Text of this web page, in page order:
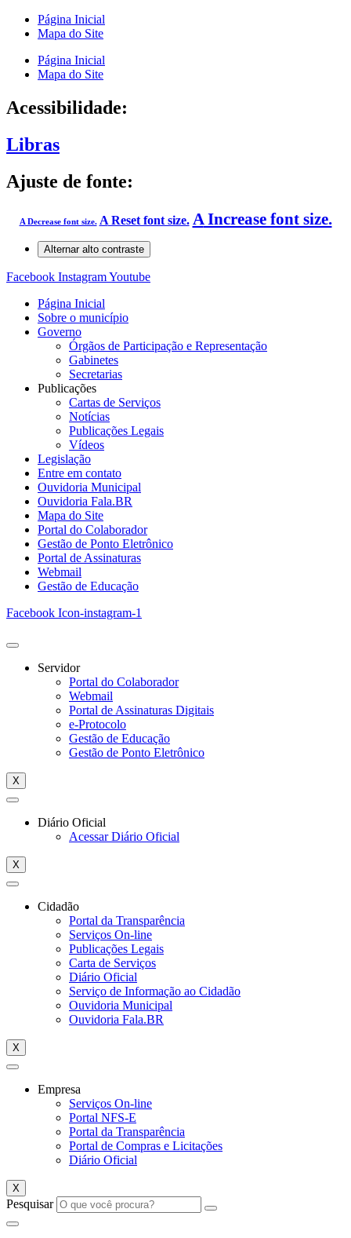
Página Inicial
Mapa do Site
Página Inicial
Mapa do Site
Acessibilidade:
Libras
Ajuste de fonte:
ADecrease font size. AReset font size. AIncrease font size.
Alternar alto contraste
Facebook InstagramYoutube
Página Inicial
Sobre o município
Governo
Órgãos de Participação e Representação
Gabinetes
Secretarias
Publicações
Cartas de Serviços
Notícias
Publicações Legais
Vídeos
Legislação
Entre em contato
Ouvidoria Municipal
Ouvidoria Fala.BR
Mapa do Site
Portal do Colaborador
Gestão de Ponto Eletrônico
Portal de Assinaturas
Webmail
Gestão de Educação
Facebook Icon-instagram-1
Servidor
Portal do Colaborador
Webmail
Portal de Assinaturas Digitais
e-Protocolo
Gestão de Educação
Gestão de Ponto Eletrônico
X
Diário Oficial
Acessar Diário Oficial
X
Cidadão
Portal da Transparência
Serviços On-line
Publicações Legais
Carta de Serviços
Diário Oficial
Serviço de Informação ao Cidadão
Ouvidoria Municipal
Ouvidoria Fala.BR
X
Empresa
Serviços On-line
Portal NFS-E
Portal da Transparência
Portal de Compras e Licitações
Diário Oficial
X
Pesquisar